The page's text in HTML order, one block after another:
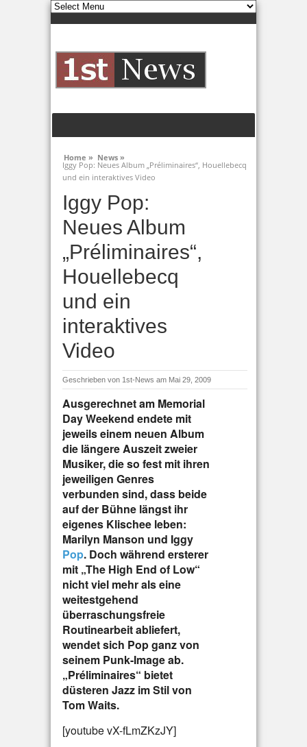
Home » News »
Iggy Pop: Neues Album „Préliminaires“, Houellebecq
und ein interaktives Video
Iggy Pop:
Neues Album
„Préliminaires“,
Houellebecq
und ein
interaktives
Video
Geschrieben von 1st-News am Mai 29, 2009
Ausgerechnet am Memorial
Day Weekend endete mit
jeweils einem neuen Album
die längere Auszeit zweier
Musiker, die so fest mit ihren
jeweiligen Genres
verbunden sind, dass beide
auf der Bühne längst ihr
eigenes Klischee leben:
Marilyn Manson und Iggy
Pop. Doch während ersterer
mit „The High End of Low“
nicht viel mehr als eine
weitestgehend
überraschungsfreie
Routinearbeit abliefert,
wendet sich Pop ganz von
seinem Punk-Image ab.
„Préliminaires“ bietet
düsteren Jazz im Stil von
Tom Waits.
[youtube vX-fLmZKzJY]